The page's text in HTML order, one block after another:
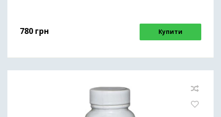
780 грн Купити